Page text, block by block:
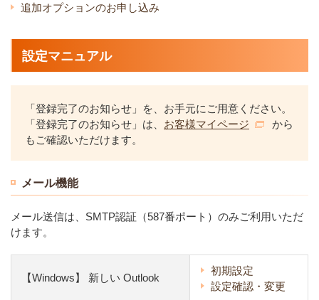
追加オプションのお申し込み
設定マニュアル
「登録完了のお知らせ」を、お手元にご用意ください。
「登録完了のお知らせ」は、 お客様マイページ
から
もご確認いただけます。
メール機能
メール送信は、SMTP認証（587番ポート）のみご利用いただ
けます。
【Windows】 新しい Outlook
初期設定
設定確認・変更